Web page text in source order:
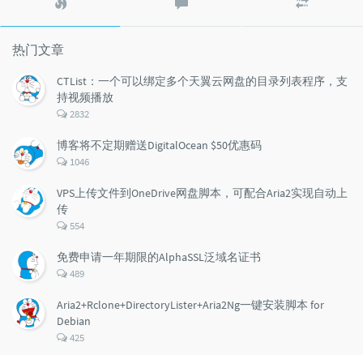
文
评
文
热门文章
CTList：一个可以绑定多个天翼云网盘的目录列表程序，支
持视频播放
评
数：
2832
博客将不定期赠送DigitalOcean $50优惠码
评
数：
1046
VPS上传文件到OneDrive网盘脚本，可配合Aria2实现自动上
传
评
数：
554
免费申请一年期限的AlphaSSL泛域名证书
评
数：
489
Aria2+Rclone+DirectoryLister+Aria2Ng一键安装脚本 for
Debian
评
425